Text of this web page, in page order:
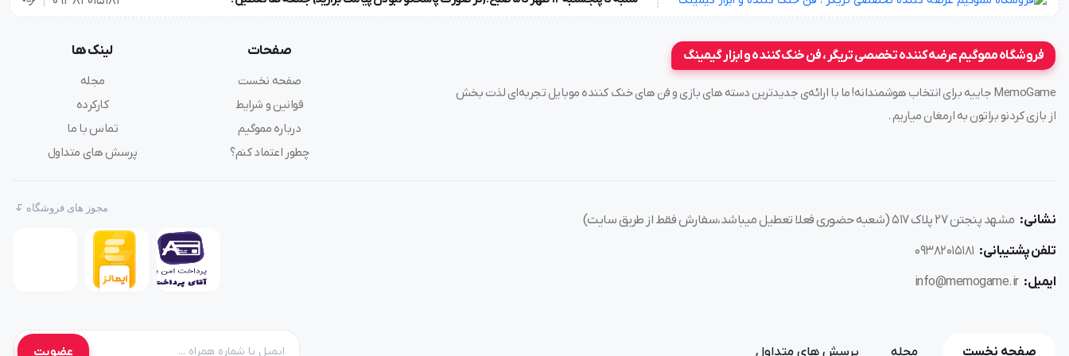
Cooler
فن cx06
فروشگاه مموگیم عرضه کننده تخصصی تریگر ، فن خنک کننده و ابزار گیمینگ
MemoGame جاییه برای انتخاب هوشمندانه! ما با ارائه‌ی جدیدترین دسته های بازی و فن های خنک کننده موبایل تجربه‌ای لذت بخش
از بازی کردنو براتون به ارمغان میاریم .
صفحات
صفحه نخست
قوانین و شرایط
درباره مموگیم
چطور اعتماد کنم؟
لینک ها
مجله
کارکرده
تماس با ما
پرسش های متداول
نشانی: مشهد پنجتن ۲۷ پلاک ۵۱۷ (شعبه حضوری فعلا تعطیل میباشد،سفارش فقط از طریق سایت)
تلفن پشتیبانی: ۰۹۳۸۲۰۱۵۱۸۱
ایمیل: info@memogame.ir
مجوز های فروشگاه
صفحه نخست مجله پرسش های متداول عضویت